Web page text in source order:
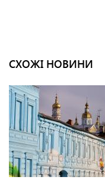
СХОЖІ НОВИНИ